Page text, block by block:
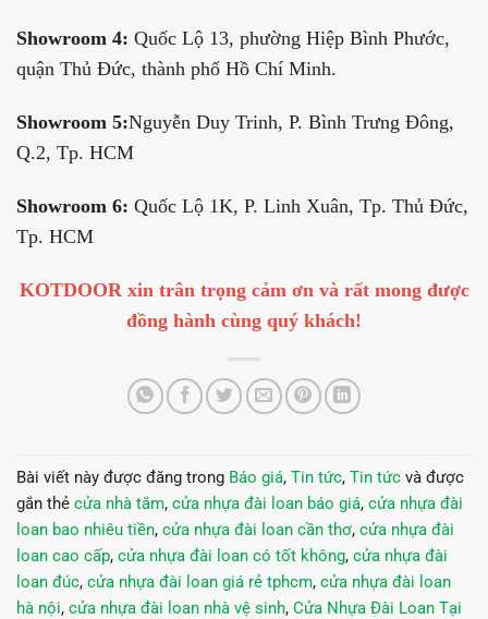
Showroom 4: Quốc Lộ 13, phường Hiệp Bình Phước,
quận Thủ Đức, thành phố Hồ Chí Minh.
Showroom 5:Nguyễn Duy Trinh, P. Bình Trưng Đông,
Q.2, Tp. HCM
Showroom 6: Quốc Lộ 1K, P. Linh Xuân, Tp. Thủ Đức,
Tp. HCM
KOTDOOR xin trân trọng cảm ơn và rất mong được
đồng hành cùng quý khách!
Bài viết này được đăng trong Báo giá, Tin tức, Tin tức và được
gắn thẻ cửa nhà tắm, cửa nhựa đài loan báo giá, cửa nhựa đài
loan bao nhiêu tiền, cửa nhựa đài loan cần thơ, cửa nhựa đài
loan cao cấp, cửa nhựa đài loan có tốt không, cửa nhựa đài
loan đúc, cửa nhựa đài loan giá rẻ tphcm, cửa nhựa đài loan
hà nội, cửa nhựa đài loan nhà vệ sinh, Cửa Nhựa Đài Loan Tại